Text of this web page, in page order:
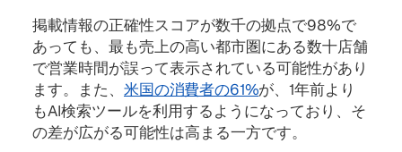
掲載情報の正確性スコアが数千の拠点で98%で
あっても、最も売上の高い都市圏にある数十店舗
で営業時間が誤って表示されている可能性があり
ます。また、 米国の消費者の61%が、1年前より
もAI検索ツールを利用するようになっており、そ
の差が広がる可能性は高まる一方です。